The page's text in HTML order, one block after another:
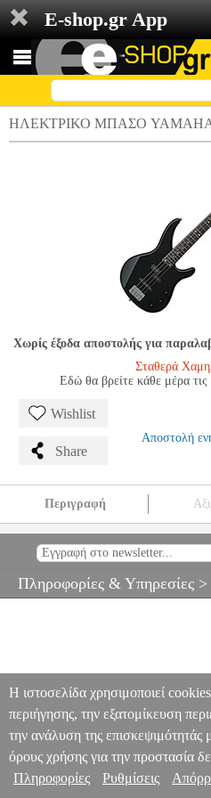
E-shop.gr App
ΗΛΕΚΤΡΙΚΟ ΜΠΑΣΟ YAMAHA
Χωρίς έξοδα αποστολής για
Σταθερά
Εδώ θα βρείτε κάθε μέρα τις
Wishlist
Share
Αποστολή
Περιγραφή
MSC.002233YAMAHA
0
Πληροφορίες & Υπηρεσίες >
Η ιστοσελίδα χρησιμοποιεί
περιήγησης, την εξατομίκευση
την ανάλυση της επισκεψιμότητάς
όρους χρήσης για την προστασία
Πληροφορίες
Ρυθμίσεις